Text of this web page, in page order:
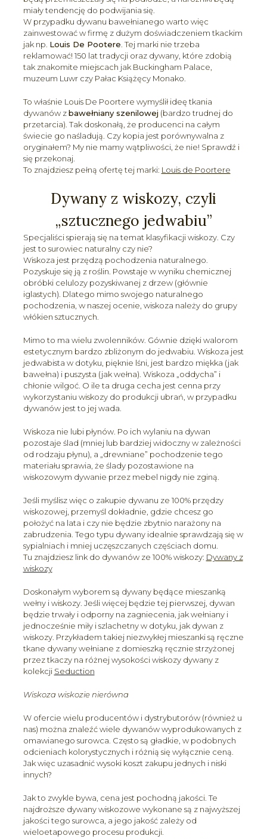
miały tendencję do podwijania się.
W przypadku dywanu bawełnianego warto więc
zainwestować w firmę z dużym doświadczeniem tkackim
jak np. Louis De Pootere . Tej marki nie trzeba
reklamować! 150 lat tradycji oraz dywany, które zdobią
tak znakomite miejscach jak Buckingham Palace,
muzeum Luwr czy Pałac Książęcy Monako.
To właśnie Louis De Poortere wymyślił ideę tkania
dywanów zbawełniany szenilowej (bardzo trudnej do
przetarcia). Tak doskonałą, że producenci na całym
świecie go naśladują. Czy kopia jest porównywalna z
oryginałem? My nie mamy wątpliwości, że nie! Sprawdź i
się przekonaj.
To znajdziesz pełną ofertę tej marki: Louis de Poortere
Dywany z wiskozy, czyli
„sztucznego jedwabiu”
Specjaliści spierają się na temat klasyfikacji wiskozy. Czy
jest to surowiec naturalny czy nie?
Wiskoza jest przędzą pochodzenia naturalnego.
Pozyskuje się ją z roślin. Powstaje w wyniku chemicznej
obróbki celulozy pozyskiwanej z drzew (głównie
iglastych). Dlatego mimo swojego naturalnego
pochodzenia, w naszej ocenie, wiskoza należy do grupy
włókien sztucznych.
Mimo to ma wielu zwolenników. Gównie dzięki walorom
estetycznym bardzo zbliżonym do jedwabiu. Wiskoza jest
jedwabista w dotyku, pięknie lśni, jest bardzo miękka (jak
bawełna) i puszysta (jak wełna). Wiskoza „oddycha” i
chłonie wilgoć. O ile ta druga cecha jest cenna przy
wykorzystaniu wiskozy do produkcji ubrań, w przypadku
dywanów jest to jej wada.
Wiskoza nie lubi płynów. Po ich wylaniu na dywan
pozostaje ślad (mniej lub bardziej widoczny w zależności
od rodzaju płynu), a „drewniane” pochodzenie tego
materiału sprawia, że ślady pozostawione na
wiskozowym dywanie przez mebel nigdy nie zginą.
Jeśli myślisz więc o zakupie dywanu ze 100% przędzy
wiskozowej, przemyśl dokładnie, gdzie chcesz go
położyć na lata i czy nie będzie zbytnio narażony na
zabrudzenia. Tego typu dywany idealnie sprawdzają się w
sypialniach i mniej uczęszczanych częściach domu.
Tu znajdziesz link do dywanów ze 100% wiskozy: Dywany z
wiskozy
Doskonałym wyborem są dywany będące mieszanką
wełny i wiskozy. Jeśli więcej będzie tej pierwszej, dywan
będzie trwały i odporny na zagniecenia, jak wełniany i
jednocześnie miły i szlachetny w dotyku, jak dywan z
wiskozy. Przykładem takiej niezwykłej mieszanki są ręczne
tkane dywany wełniane z domieszką ręcznie strzyżonej
przez tkaczy na różnej wysokości wiskozy dywany z
kolekcji Seduction
Wiskoza wiskozie nierówna
W ofercie wielu producentów i dystrybutorów (również u
nas) można znaleźć wiele dywanów wyprodukowanych z
omawianego surowca. Często są gładkie, w podobnych
odcieniach kolorystycznych i różnią się wyłącznie ceną.
Jak więc uzasadnić wysoki koszt zakupu jednych i niski
innych?
Jak to zwykle bywa, cena jest pochodną jakości. Te
najdroższe dywany wiskozowe wykonane są z najwyższej
jakości tego surowca, a jego jakość zależy od
wieloetapowego procesu produkcji.